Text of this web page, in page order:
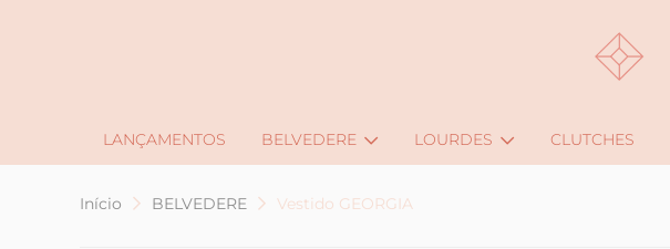
LANÇAMENTOS BELVEDERE LOURDES CLUTCHES
Início BELVEDERE Vestido GEORGIA